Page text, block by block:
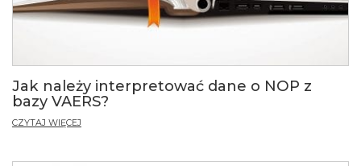
Jak należy interpretować dane o NOP z
bazy VAERS?
CZYTAJ WIĘCEJ